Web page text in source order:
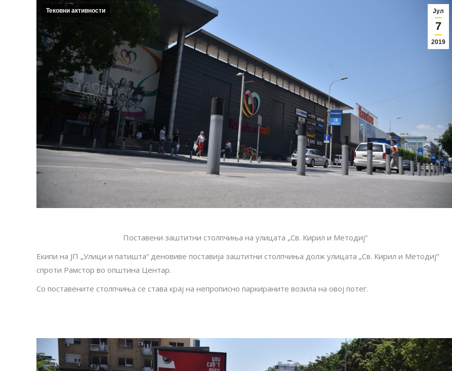
Јул
7
2019
Тековни активности
Поставени заштитни столпчиња на улицата „Св. Кирил и Методиј“
Екипи на ЈП „Улици и патишта“ деновиве поставија заштитни столпчиња долж улицата „Св. Кирил и Методиј“
спроти Рамстор во општина Центар.
Со поставените столпчиња се става крај на непрописно паркираните возила на овој потег.